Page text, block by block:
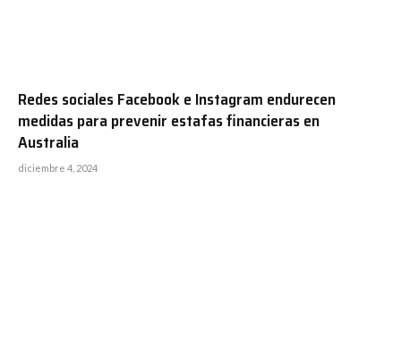
Redes sociales Facebook e Instagram endurecen
medidas para prevenir estafas financieras en
Australia
diciembre 4, 2024